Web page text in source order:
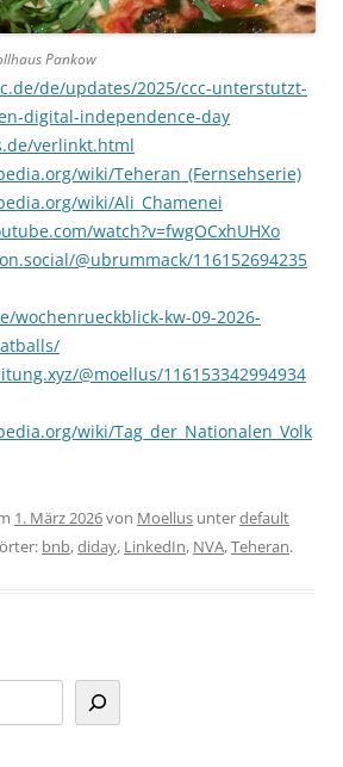
Pankow
de/updates/2025/ccc-unterstutzt-
digital-independence-day
verlinkt.html
wiki/Teheran_(Fernsehserie)
wiki/Ali_Chamenei
watch?v=fwgOCxhUHXo
@ubrummack/116152694235
wochenrueckblick-kw-09-2026-
@moellus/116153342994934
wiki/Tag_der_Nationalen_Volk
1. März 2026von Moellus unterdefault
bnb,diday, LinkedIn, NVA,Teheran.